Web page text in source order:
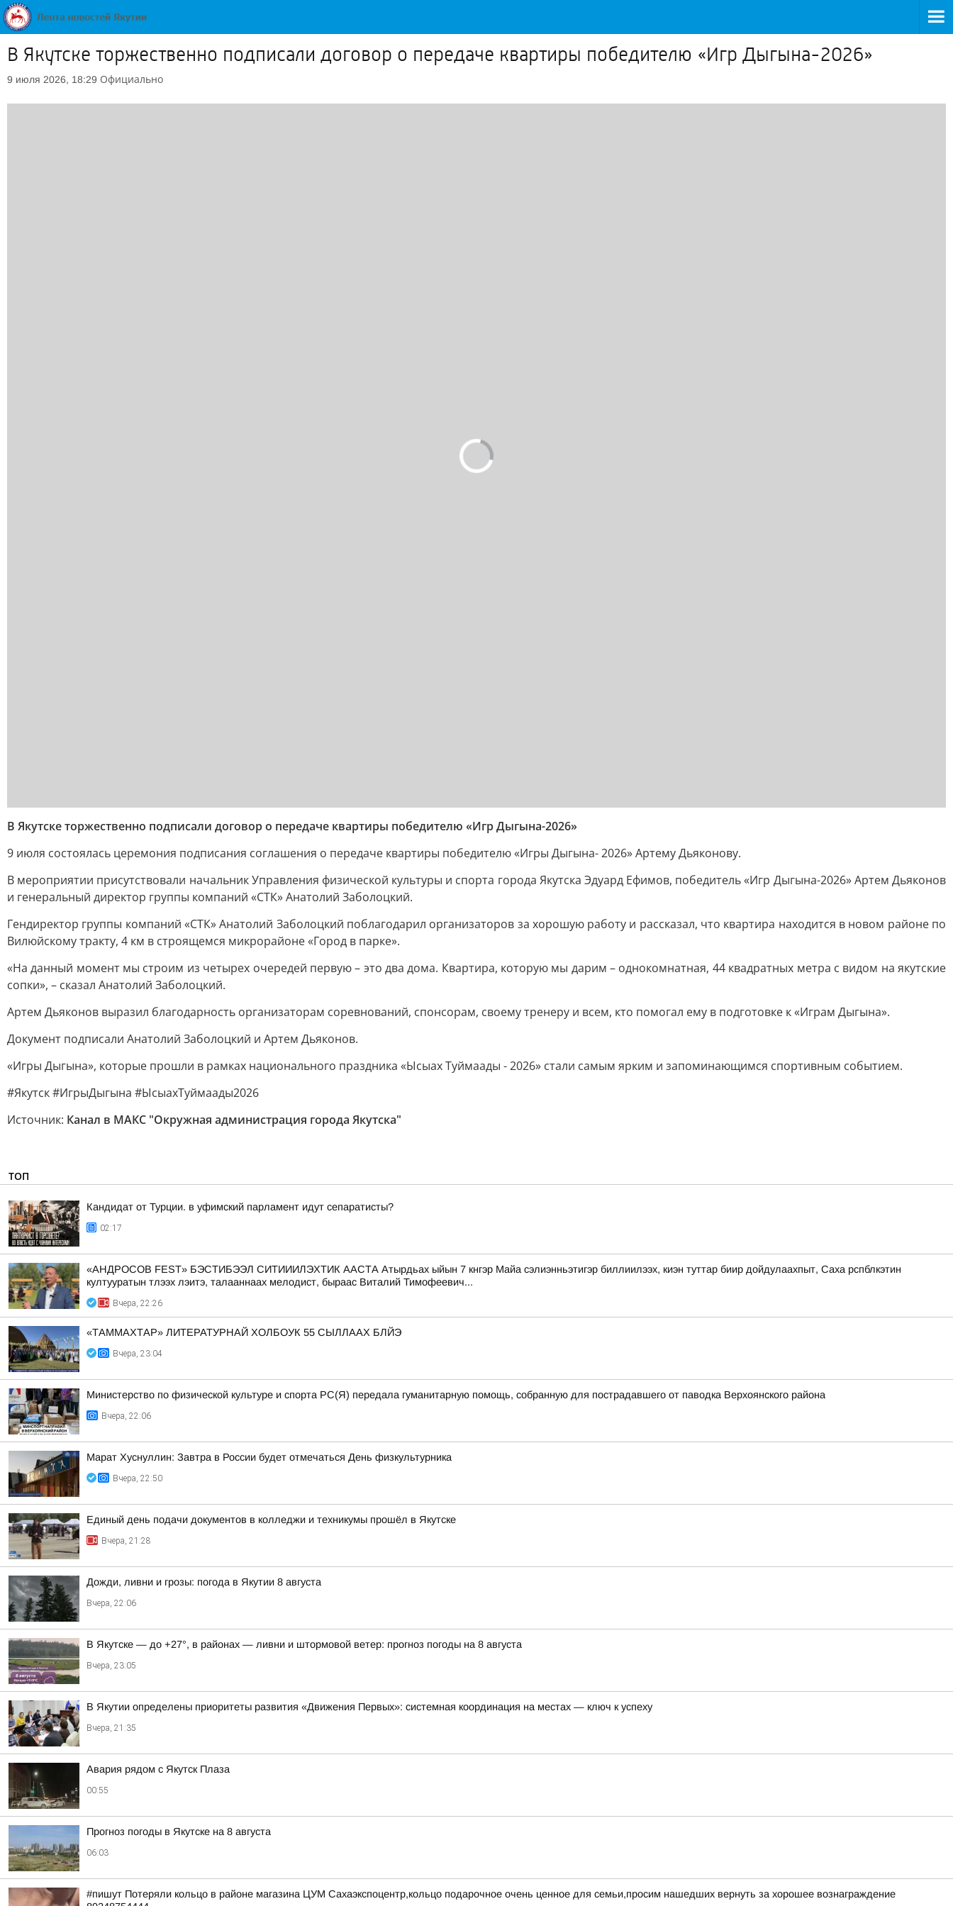
В Якутске торжественно подписали договор о передаче квартиры победителю «Игр Дыгына-2026»
9 июля 2026, 18:29 Официально
В Якутске торжественно подписали договор о передаче квартиры победителю «Игр Дыгына-2026»
9 июля состоялась церемония подписания соглашения о передаче квартиры победителю «Игры Дыгына- 2026» Артему Дьяконову.
В мероприятии присутствовали начальник Управления физической культуры и спорта города Якутска Эдуард Ефимов, победитель «Игр Дыгына-2026» Артем Дьяконов
и генеральный директор группы компаний «СТК» Анатолий Заболоцкий.
Гендиректор группы компаний «СТК» Анатолий Заболоцкий поблагодарил организаторов за хорошую работу и рассказал, что квартира находится в новом районе по
Вилюйскому тракту, 4 км в строящемся микрорайоне «Город в парке».
«На данный момент мы строим из четырех очередей первую – это два дома. Квартира, которую мы дарим – однокомнатная, 44 квадратных метра с видом на якутские
сопки», – сказал Анатолий Заболоцкий.
Артем Дьяконов выразил благодарность организаторам соревнований, спонсорам, своему тренеру и всем, кто помогал ему в подготовке к «Играм Дыгына».
Документ подписали Анатолий Заболоцкий и Артем Дьяконов.
«Игры Дыгына», которые прошли в рамках национального праздника «Ысыах Туймаады - 2026» стали самым ярким и запоминающимся спортивным событием.
#Якутск #ИгрыДыгына #ЫсыахТуймаады2026
Источник: Канал в МАКС "Окружная администрация города Якутска"
ТОП
Кандидат от Турции. в уфимский парламент идут сепаратисты?
02:17
«АНДРОСОВ FEST» БЭСТИБЭЭЛ СИТИИИЛЭХТИК ААСТА Атырдьах ыйын 7 кнгэр Майа сэлиэнньэтигэр биллиилээх, киэн туттар биир дойдулаахпыт, Саха рспблкэтин
култууратын тлээх лэитэ, талааннаах мелодист, быраас Виталий Тимофеевич...
Вчера, 22:26
«ТАММАХТАР» ЛИТЕРАТУРНАЙ ХОЛБОУК 55 СЫЛЛААХ БЛЙЭ
Вчера, 23:04
Министерство по физической культуре и спорта РС(Я) передала гуманитарную помощь, собранную для пострадавшего от паводка Верхоянского района
Вчера, 22:06
Марат Хуснуллин: Завтра в России будет отмечаться День физкультурника
Вчера, 22:50
Единый день подачи документов в колледжи и техникумы прошёл в Якутске
Вчера, 21:28
Дожди, ливни и грозы: погода в Якутии 8 августа
Вчера, 22:06
В Якутске — до +27°, в районах — ливни и штормовой ветер: прогноз погоды на 8 августа
Вчера, 23:05
В Якутии определены приоритеты развития «Движения Первых»: системная координация на местах — ключ к успеху
Вчера, 21:35
Авария рядом с Якутск Плаза
00:55
Прогноз погоды в Якутске на 8 августа
06:03
#пишут Потеряли кольцо в районе магазина ЦУМ Сахаэкспоцентр,кольцо подарочное очень ценное для семьи,просим нашедших вернуть за хорошее вознаграждение